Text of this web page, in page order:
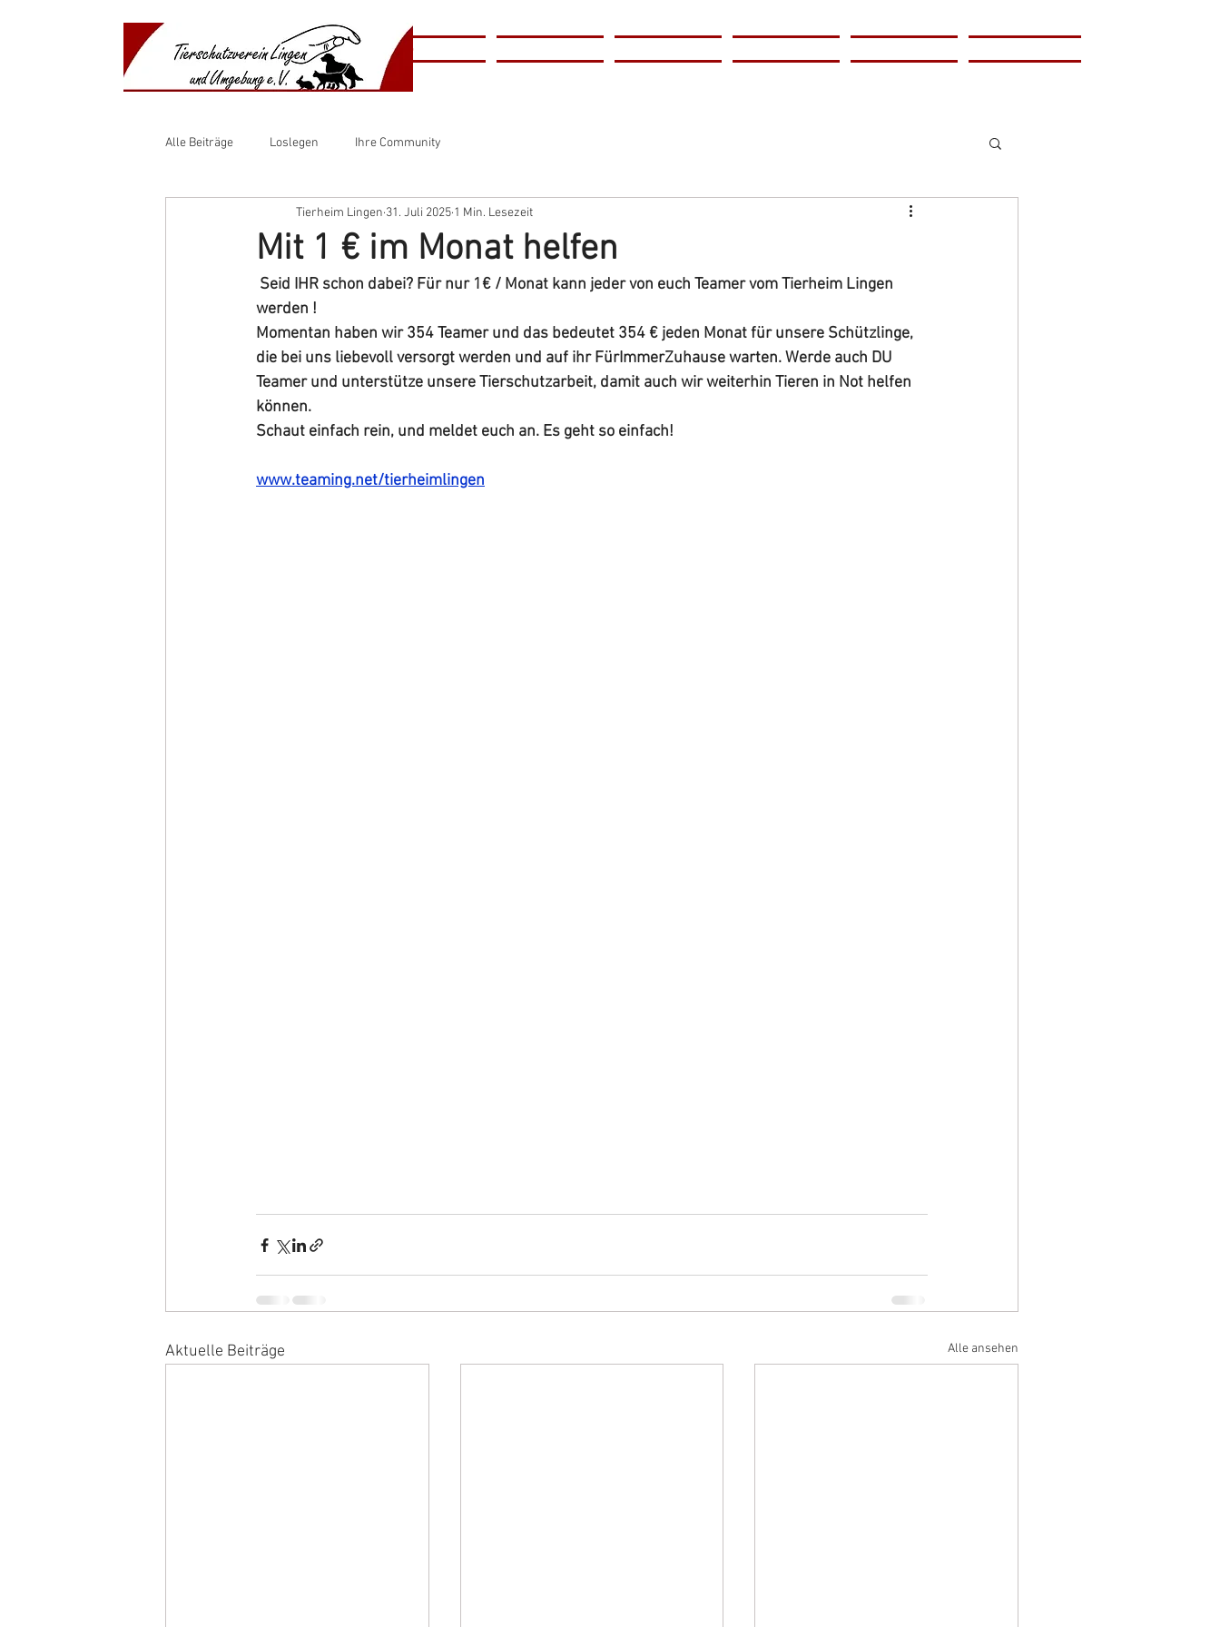
​​Animal
​ShelterHome
Alle Beiträge Loslegen Ihre Community
Mit 1 € im Monat helfen
Tierheim Lingen 31. Juli 2025 1 Min. Lesezeit
Seid IHR schon dabei? Für nur 1€ / Monat kann jeder von euch Teamer vom Tierheim Lingen
werden !
Momentan haben wir 354 Teamer und das bedeutet 354 € jeden Monat für unsere Schützlinge,
die bei uns liebevoll versorgt werden und auf ihr FürImmerZuhause warten. Werde auch DU
Teamer und unterstütze unsere Tierschutzarbeit, damit auch wir weiterhin Tieren in Not helfen
können.
Schaut einfach rein, und meldet euch an. Es geht so einfach!
www.teaming.net/tierheimlingen
Aktuelle Beiträge Alle ansehen